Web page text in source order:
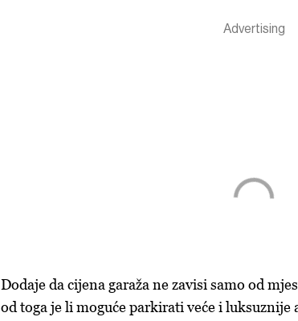
Dodaje da cijena garaža ne zavisi samo od
od toga je li moguće parkirati veće i luksuznije